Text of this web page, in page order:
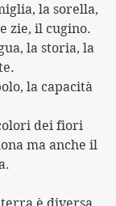
la sorella,
zie, il cugino.
la storia, la
la capacità
dei fiori
ma anche il
è diversa